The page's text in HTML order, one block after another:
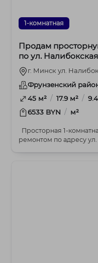
1-комнатная
Продам
по ул.
г. Минск ул.
Фрунзенский
45 м² / 17.9 м² /
6533 BYN / м²
Просторная 1-
ремонтом по адресу ул.